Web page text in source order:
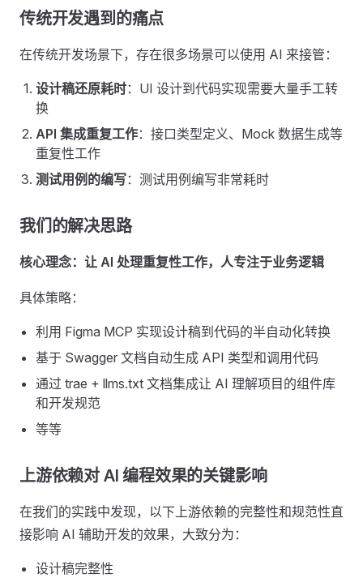
传统开发遇到的痛点
在传统开发场景下，存在很多场景可以使用 AI 来接管：
设计稿还原耗时：UI 设计到代码实现需要大量手工转
换
API 集成重复工作：接口类型定义、Mock 数据生成等
重复性工作
测试用例的编写：测试用例编写非常耗时
我们的解决思路
核心理念：让 AI 处理重复性工作，人专注于业务逻辑
具体策略：
利用 Figma MCP 实现设计稿到代码的半自动化转换
基于 Swagger 文档自动生成 API 类型和调用代码
通过 trae + llms.txt 文档集成让 AI 理解项目的组件库
和开发规范
等等
上游依赖对 AI 编程效果的关键影响
在我们的实践中发现，以下上游依赖的完整性和规范性直
接影响 AI 辅助开发的效果，大致分为：
设计稿完整性